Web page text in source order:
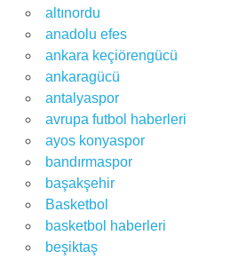
altınordu
anadolu efes
ankara keçiörengücü
ankaragücü
antalyaspor
avrupa futbol haberleri
ayos konyaspor
bandırmaspor
başakşehir
Basketbol
basketbol haberleri
beşiktaş